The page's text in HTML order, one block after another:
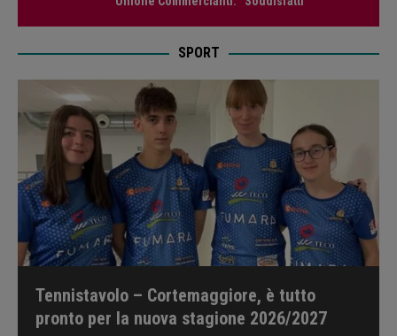
SPORT
Tennistavolo – Cortemaggiore, è tutto
pronto per la nuova stagione 2026/2027